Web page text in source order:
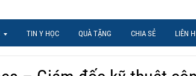
TIN Y HỌC QUÀ TẶNG CHIA SẺ LIÊN